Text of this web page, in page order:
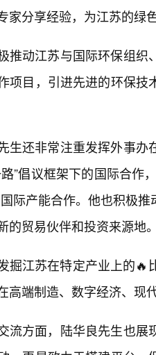
家分享经验，为江苏的绿
推动江苏与国际环保组织
项目，引进先进的环保
生还非常注重发挥外事
”倡议框架下的国际合作
际产能合作。他也积极
的贸易伙伴和投资来源地
掘江苏在特定产业上的🔥
高端制造、数字经济、现
流方面，陆华良先生也展